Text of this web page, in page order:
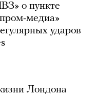
о пункте
медиа»
ударов
Лондона